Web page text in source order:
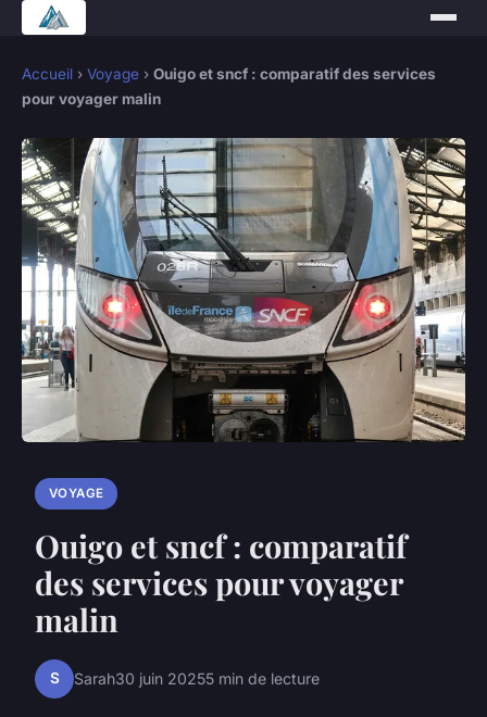
Accueil › Voyage › Ouigo et sncf : comparatif des services
pour voyager malin
VOYAGE
Ouigo et sncf : comparatif
des services pour voyager
malin
S Sarah30 juin 20255 min de lecture